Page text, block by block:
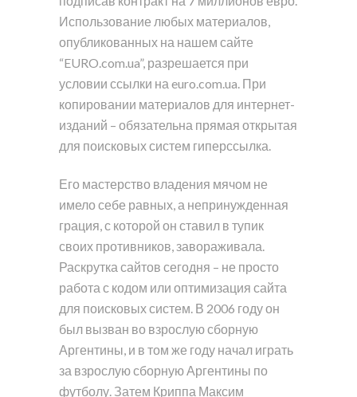
Использование любых материалов,
опубликованных на нашем сайте
“EURO.com.ua”, разрешается при
условии ссылки на euro.com.ua. При
копировании материалов для интернет-
изданий – обязательна прямая открытая
для поисковых систем гиперссылка.
Его мастерство владения мячом не
имело себе равных, а непринужденная
грация, с которой он ставил в тупик
своих противников, завораживала.
Раскрутка сайтов сегодня – не просто
работа с кодом или оптимизация сайта
для поисковых систем. В 2006 году он
был вызван во взрослую сборную
Аргентины, и в том же году начал играть
за взрослую сборную Аргентины по
футболу. Затем Криппа Максим